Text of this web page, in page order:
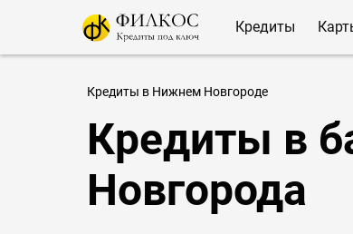
Кредиты
Кредиты в Нижнем Новгороде
Кредиты в
Новгорода